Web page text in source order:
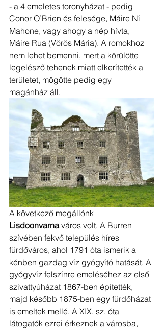
- a 4 emeletes toronyházat - pedig
Conor O’Brien és felesége, Máire Ní
Mahone, vagy ahogy a nép hívta,
Máire Rua (Vörös Mária). A romokhoz
nem lehet bemenni, mert a körülötte
legelésző tehenek miatt elkerítették a
területet, mögötte pedig egy
magánház áll.
A következő megállónk
Lisdoonvarna város volt. A Burren
szívében fekvő település híres
fürdőváros, ahol 1791 óta ismerik a
kénben gazdag víz gyógyító hatását. A
gyógyvíz felszínre emeléséhez az első
szivattyúházat 1867-ben építették,
majd később 1875-ben egy fürdőházat
is emeltek mellé. A XIX. sz. óta
látogatók ezrei érkeznek a városba,